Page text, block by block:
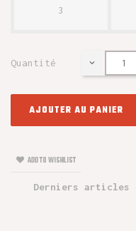
3
Quantité
AJOUTER AU PANIER
ADD TO WISHLIST
Derniers articles